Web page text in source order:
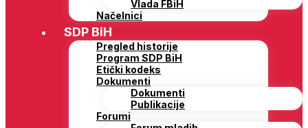
Vlada FBiH
Načelnici
SDP BiH
Pregled historije
Program SDP BiH
Etički kodeks
Dokumenti
Dokumenti
Publikacije
Forumi